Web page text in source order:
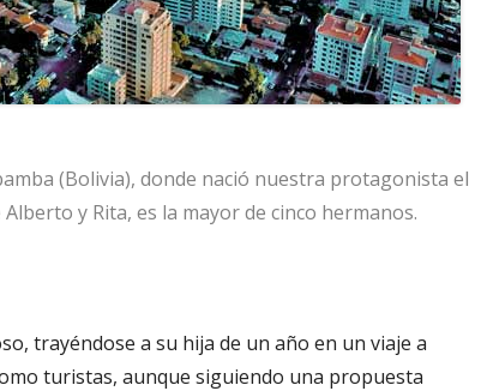
(Bolivia), donde nació nuestra protagonista el
y Rita, es la mayor de cinco hermanos.
trayéndose a su hija de un año en un viaje a
turistas, aunque siguiendo una propuesta